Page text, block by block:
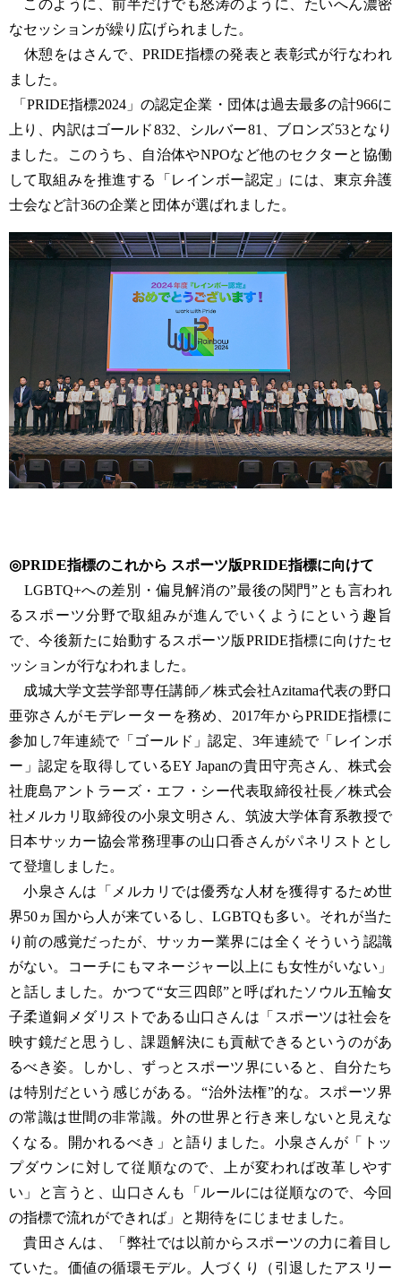
このように、前半だけでも怒涛のように、たいへん濃密
なセッションが繰り広げられました。
休憩をはさんで、PRIDE指標の発表と表彰式が行なわれ
ました。
「PRIDE指標2024」の認定企業・団体は過去最多の計966に
上り、内訳はゴールド832、シルバー81、ブロンズ53となり
ました。このうち、自治体やNPOなど他のセクターと協働
して取組みを推進する「レインボー認定」には、東京弁護
士会など計36の企業と団体が選ばれました。
◎PRIDE指標のこれから スポーツ版PRIDE指標に向けて
LGBTQ+への差別・偏見解消の”最後の関門”とも言われ
るスポーツ分野で取組みが進んでいくようにという趣旨
で、今後新たに始動するスポーツ版PRIDE指標に向けたセ
ッションが行なわれました。
成城大学文芸学部専任講師／株式会社Azitama代表の野口
亜弥さんがモデレーターを務め、2017年からPRIDE指標に
参加し7年連続で「ゴールド」認定、3年連続で「レインボ
ー」認定を取得しているEY Japanの貴田守亮さん、株式会
社鹿島アントラーズ・エフ・シー代表取締役社長／株式会
社メルカリ取締役の小泉文明さん、筑波大学体育系教授で
日本サッカー協会常務理事の山口香さんがパネリストとし
て登壇しました。
小泉さんは「メルカリでは優秀な人材を獲得するため世
界50ヵ国から人が来ているし、LGBTQも多い。それが当た
り前の感覚だったが、サッカー業界には全くそういう認識
がない。コーチにもマネージャー以上にも女性がいない」
と話しました。かつて“女三四郎”と呼ばれたソウル五輪女
子柔道銅メダリストである山口さんは「スポーツは社会を
映す鏡だと思うし、課題解決にも貢献できるというのがあ
るべき姿。しかし、ずっとスポーツ界にいると、自分たち
は特別だという感じがある。“治外法権”的な。スポーツ界
の常識は世間の非常識。外の世界と行き来しないと見えな
くなる。開かれるべき」と語りました。小泉さんが「トッ
プダウンに対して従順なので、上が変われば改革しやす
い」と言うと、山口さんも「ルールには従順なので、今回
の指標で流れができれば」と期待をにじませました。
貴田さんは、「弊社では以前からスポーツの力に着目し
ていた。価値の循環モデル。人づくり（引退したアスリー